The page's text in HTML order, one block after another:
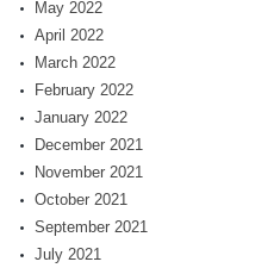
May 2022
April 2022
March 2022
February 2022
January 2022
December 2021
November 2021
October 2021
September 2021
July 2021